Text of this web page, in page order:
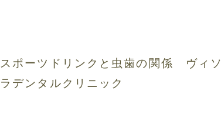
スポーツドリンクと虫歯の関係 ヴィソ
ラデンタルクリニック